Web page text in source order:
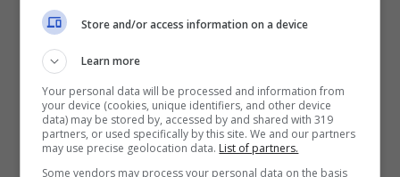
Posto che vai, usanza che trovi. Ben lo
Store and/or access information on a device
Learn more
Your personal data will be processed and information from
your device (cookies, unique identifiers, and other device
data) may be stored by, accessed by and shared with 319
partners, or used specifically by this site. We and our partners
may use precise geolocation data. List of partners.
Some vendors may process your personal data on the basis